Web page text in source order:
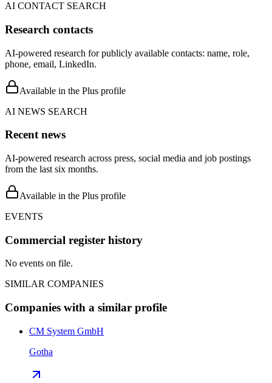
AI CONTACT SEARCH
Research contacts
AI-powered research for publicly available contacts: name, role,
phone, email, LinkedIn.
Available in the Plus profile
AI NEWS SEARCH
Recent news
AI-powered research across press, social media and job postings
from the last six months.
Available in the Plus profile
EVENTS
Commercial register history
No events on file.
SIMILAR COMPANIES
Companies with a similar profile
CM System GmbH
Gotha